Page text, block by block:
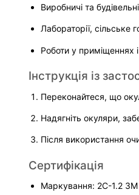
Виробничі та
Лабораторії, сільське
Роботи у приміщеннях
Інструкція із
Переконайтеся, що
Надягніть окуляри,
Після використання
Сертифікація
Маркування: 2C-1.2 3M